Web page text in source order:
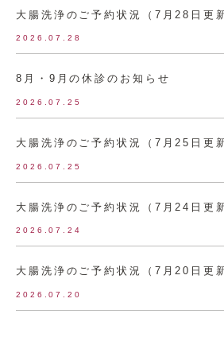
大腸洗浄のご予約状況（7月28日更
2026.07.28
8月・9月の休診のお知らせ
2026.07.25
大腸洗浄のご予約状況（7月25日更
2026.07.25
大腸洗浄のご予約状況（7月24日更
2026.07.24
大腸洗浄のご予約状況（7月20日更
2026.07.20